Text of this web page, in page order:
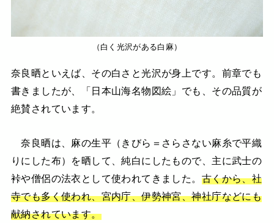
（白く光沢がある白麻）
奈良晒といえば、その白さと光沢が身上です。前章でも
書きましたが、「日本山海名物図絵」でも、その品質が
絶賛されています。
奈良晒は、麻の生平（きびら＝さらさない麻糸で平織
りにした布）を晒して、純白にしたもので、主に武士の
裃や僧侶の法衣として使われてきました。 古くから、社
寺でも多く使われ、宮内庁、伊勢神宮、神社庁などにも
献納されています。